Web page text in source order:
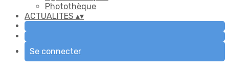
Photothèque
ACTUALITES ▴▾
Se connecter